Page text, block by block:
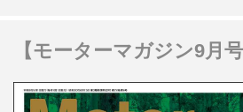
【モーターマガジン9月